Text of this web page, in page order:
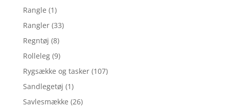
Rangle (1)
Rangler (33)
Regntøj (8)
Rolleleg (9)
Rygsække og tasker (107)
Sandlegetøj (1)
Savlesmække (26)